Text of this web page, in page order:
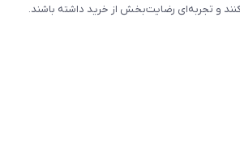
و تجربه‌ای رضایت‌بخش از خرید داشته باشند.